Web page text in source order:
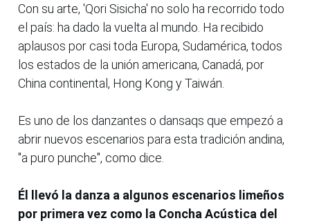
Con su arte, 'Qori Sisicha' no solo ha recorrido todo
el país: ha dado la vuelta al mundo. Ha recibido
aplausos por casi toda Europa, Sudamérica, todos
los estados de la unión americana, Canadá, por
China continental, Hong Kong y Taiwán.
Es uno de los danzantes o dansaqs que empezó a
abrir nuevos escenarios para esta tradición andina,
"a puro punche", como dice.
Él llevó la danza a algunos escenarios limeños
por primera vez como la Concha Acústica del